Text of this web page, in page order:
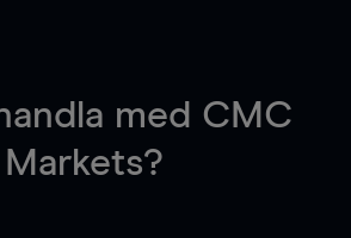
med CMC
Markets?